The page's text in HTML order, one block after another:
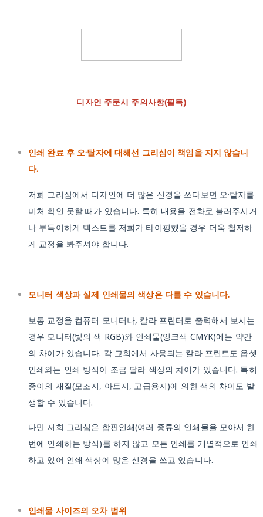
디자인 주문시 주의사항(필독)
인쇄 완료 후 오·탈자에 대해선 그리심이 책임을 지지 않습니
다.
저희 그리심에서 디자인에 더 많은 신경을 쓰다보면 오·탈자를
미처 확인 못할 때가 있습니다. 특히 내용을 전화로 불러주시거
나 부득이하게 텍스트를 저희가 타이핑했을 경우 더욱 철저하
게 교정을 봐주셔야 합니다.
모니터 색상과 실제 인쇄물의 색상은 다를 수 있습니다.
보통 교정을 컴퓨터 모니터나, 칼라 프린터로 출력해서 보시는
경우 모니터(빛의 색 RGB)와 인쇄물(잉크색 CMYK)에는 약간
의 차이가 있습니다. 각 교회에서 사용되는 칼라 프린트도 옵셋
인쇄와는 인쇄 방식이 조금 달라 색상의 차이가 있습니다. 특히
종이의 재질(모조지, 아트지, 고급용지)에 의한 색의 차이도 발
생할 수 있습니다.
다만 저희 그리심은 합판인쇄(여러 종류의 인쇄물을 모아서 한
번에 인쇄하는 방식)를 하지 않고 모든 인쇄를 개별적으로 인쇄
하고 있어 인쇄 색상에 많은 신경을 쓰고 있습니다.
인쇄물 사이즈의 오차 범위